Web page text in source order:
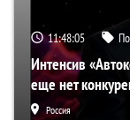
11:48:04
Интенсив
еще нет
Россия